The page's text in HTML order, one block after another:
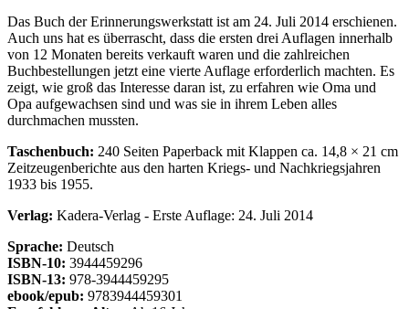
Das Buch der Erinnerungswerkstatt ist am 24. Juli 2014 erschienen.
Auch uns hat es überrascht, dass die ersten drei Auflagen innerhalb
von 12 Monaten bereits verkauft waren und die zahlreichen
Buchbestellungen jetzt eine vierte Auflage erforderlich machten. Es
zeigt, wie groß das Interesse daran ist, zu erfahren wie Oma und
Opa aufgewachsen sind und was sie in ihrem Leben alles
durchmachen mussten.
Taschenbuch: 240 Seiten Paperback mit Klappen ca. 14,8 × 21 cm
Zeitzeugenberichte aus den harten Kriegs- und Nachkriegsjahren
1933 bis 1955.
Verlag: Kadera-Verlag - Erste Auflage: 24. Juli 2014
Sprache: Deutsch
ISBN-10: 3944459296
ISBN-13: 978-3944459295
ebook/epub: 9783944459301